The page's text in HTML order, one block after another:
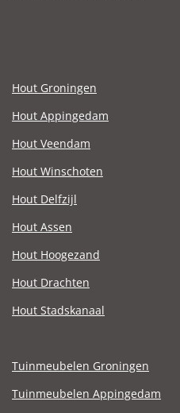
Hout Groningen
Hout Appingedam
Hout Veendam
Hout Winschoten
Hout Delfzijl
Hout Assen
Hout Hoogezand
Hout Drachten
Hout Stadskanaal
Tuinmeubelen Groningen
Tuinmeubelen Appingedam